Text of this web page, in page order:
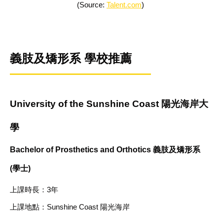
(Source: Talent.com)
義肢及矯形系 學校推薦
University of the Sunshine Coast 陽光海岸大
學
Bachelor of Prosthetics and Orthotics 義肢及矯形系
(學士)
上課時長：3年
上課地點：Sunshine Coast 陽光海岸